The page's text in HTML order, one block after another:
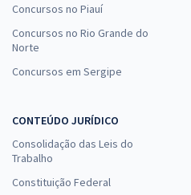
Concursos no Piauí
Concursos no Rio Grande do
Norte
Concursos em Sergipe
CONTEÚDO JURÍDICO
Consolidação das Leis do
Trabalho
Constituição Federal